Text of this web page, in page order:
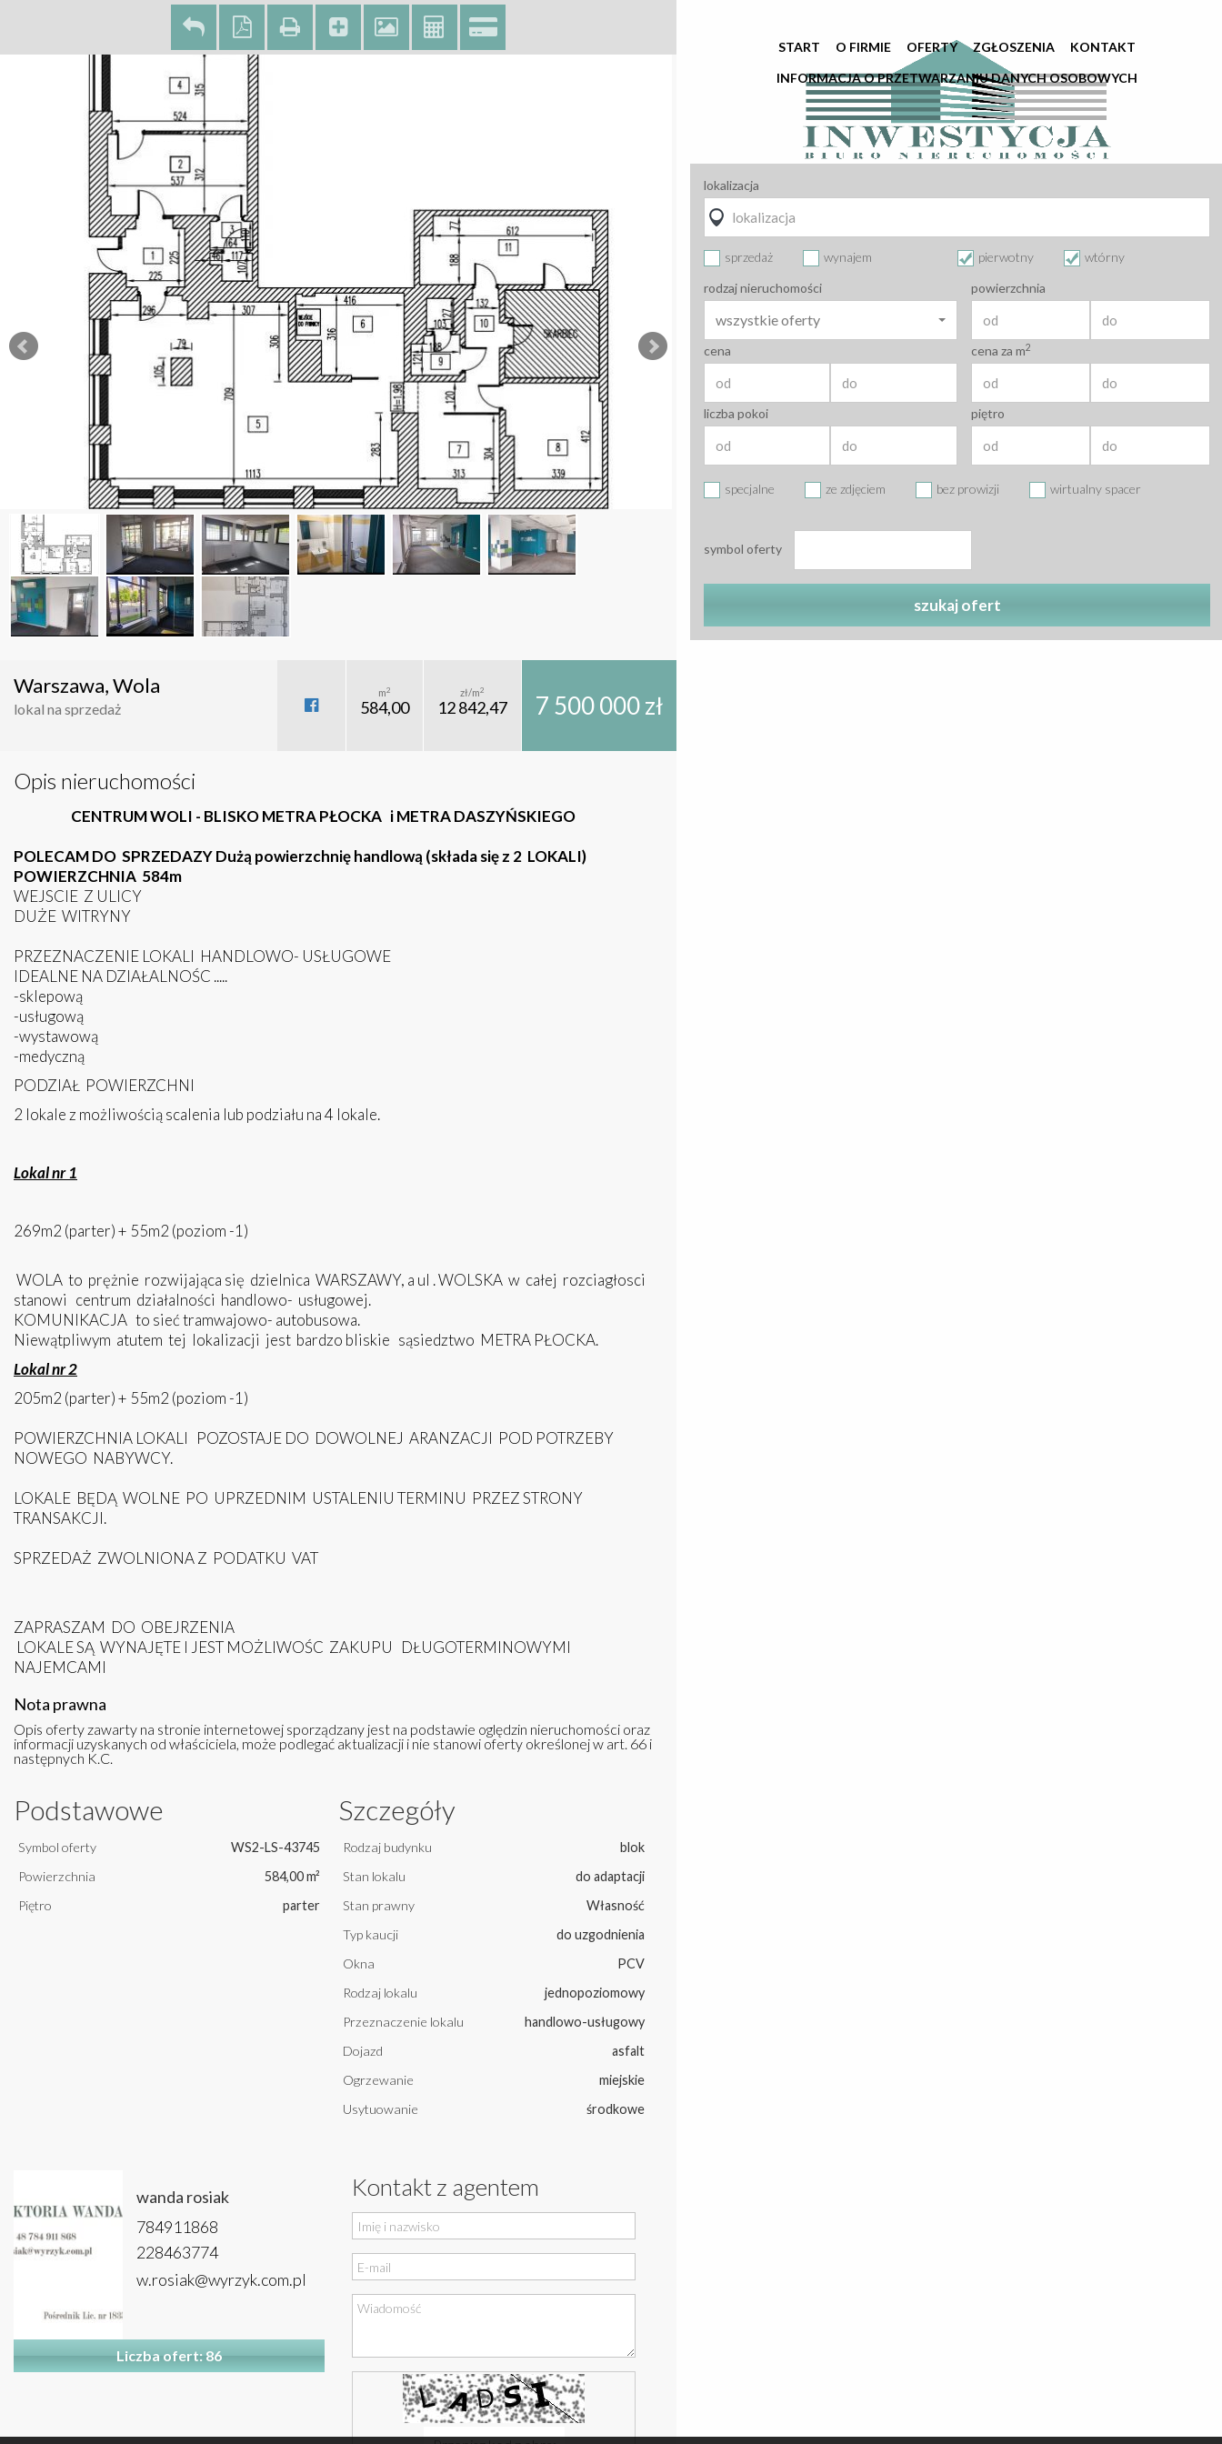
Warszawa, Wola
lokal na sprzedaż
m2
584,00
zł/m2
12 842,47 7 500 000 zł
Opis nieruchomości
CENTRUMWOLI - BLISKO METRA PŁOCKA i METRA DASZYŃSKIEGO
POLECAM DO SPRZEDAZY Dużą powierzchnię handlową (składa się z 2 LOKALI)
POWIERZCHNIA 584m
WEJSCIE Z ULICY
DUŻE WITRYNY
PRZEZNACZENIE LOKALI HANDLOWO- USŁUGOWE
IDEALNE NA DZIAŁALNOŚC .....
-sklepową
-usługową
-wystawową
-medyczną
PODZIAŁ POWIERZCHNI
2 lokale z możliwością scalenia lub podziału na 4 lokale.
Lokal nr 1
269m2 (parter) + 55m2 (poziom -1)
WOLA to prężnie rozwijająca się dzielnica WARSZAWY, a ul . WOLSKA w całej rozciagłosci
stanowi centrum działalności handlowo- usługowej.
KOMUNIKACJA to sieć tramwajowo- autobusowa.
Niewątpliwym atutem tej lokalizacji jest bardzo bliskie sąsiedztwo METRA PŁOCKA.
Lokal nr 2
205m2 (parter) + 55m2 (poziom -1)
POWIERZCHNIA LOKALI POZOSTAJE DO DOWOLNEJ ARANZACJI POD POTRZEBY
NOWEGO NABYWCY.
LOKALE BĘDĄ WOLNE PO UPRZEDNIM USTALENIU TERMINU PRZEZ STRONY
TRANSAKCJI.
SPRZEDAŻ ZWOLNIONA Z PODATKU VAT
ZAPRASZAM DO OBEJRZENIA
LOKALE SĄ WYNAJĘTE I JEST MOŻLIWOŚC ZAKUPU DŁUGOTERMINOWYMI
NAJEMCAMI
Nota prawna
Opis oferty zawarty na stronie internetowej sporządzany jest na podstawie oględzin nieruchomości oraz
informacji uzyskanych od właściciela, może podlegać aktualizacji i nie stanowi oferty określonej w art. 66 i
następnych K.C.
Podstawowe
Symbol oferty
WS2-LS-43745
Powierzchnia
584,00 m²
Piętro
parter
Szczegóły
Rodzaj budynku
blok
Stan lokalu
do adaptacji
Stan prawny
Własność
Typ kaucji
do uzgodnienia
Okna
PCV
Rodzaj lokalu
jednopoziomowy
Przeznaczenie lokalu
handlowo-usługowy
Dojazd
asfalt
Ogrzewanie
miejskie
Usytuowanie
środkowe
wanda rosiak
784911868
228463774
w.rosiak@wyrzyk.com.pl
Liczba ofert: 86
Kontakt z agentem
START O FIRMIE OFERTY ZGŁOSZENIA
KONTAKT
INFORMACJA O PRZETWARZANIU DANYCH OSOBOWYCH
lokalizacja
sprzedaż wynajem pierwotny
wtórny
rodzaj nieruchomości
wszystkie oferty
powierzchnia
cena cena za m2
liczba pokoi piętro
specjalne ze zdjęciem bez prowizji wirtualny spacer
symbol oferty
szukaj ofert